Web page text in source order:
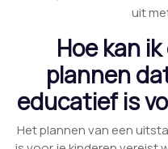
uit
Hoe kan
plannen
educatief is
Het plannen van een